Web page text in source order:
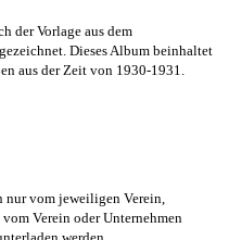
der Vorlage aus dem
Dieses Album beinhaltet
aus der Zeit von 1930-1931.
vom jeweiligen Verein,
Verein oder Unternehmen